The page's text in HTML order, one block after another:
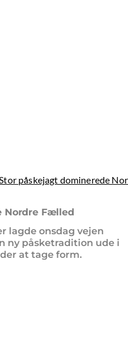
påskejagt dominerede
Nordre Fælled
lagde onsdag vejen
ny påsketradition ude i
at tage form.